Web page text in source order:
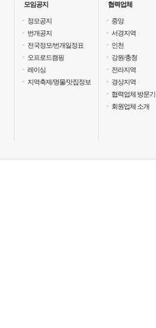
모임공지
정모공지
번개공지
전국정모/번개일정표
오프로드캠핑
레이싱
지역축제/명물/맛집정보
협력업체
중앙
서경지역
인천
강원/충청
전라지역
경상지역
협력업체 방문기
회원업체 소개